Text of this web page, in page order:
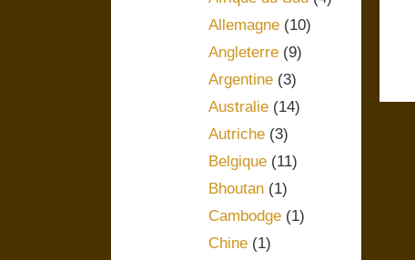
Allemagne(10)
Angleterre(9)
Argentine(3)
Australie(14)
Autriche(3)
Belgique(11)
Bhoutan(1)
Cambodge(1)
Chine(1)